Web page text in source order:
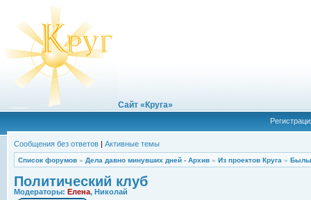
Сайт «Круга»
Сообщения без ответов | Активные темы
Список форумов » Дела давно минувших дней - Архив » Из проектов Круга »
Политический клуб
Модераторы: Елена, Николай